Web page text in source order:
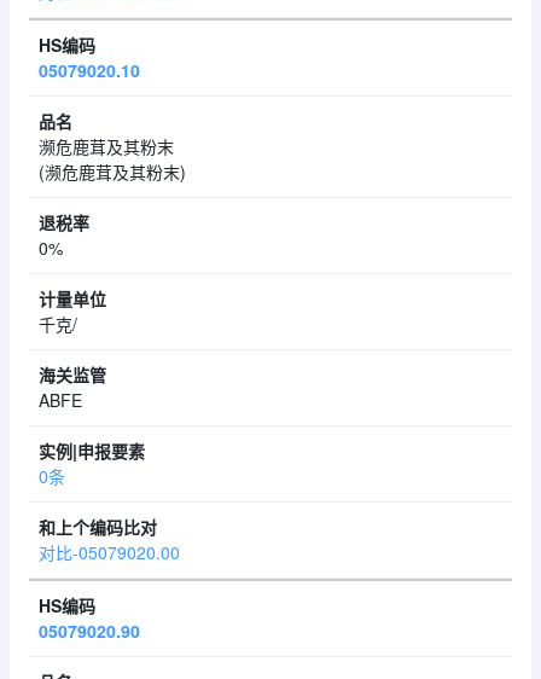
05079020.10
濒危鹿茸及其粉末
(濒危鹿茸及其粉末)
0%
千克/
ABFE
0条
对比-05079020.00
05079020.90